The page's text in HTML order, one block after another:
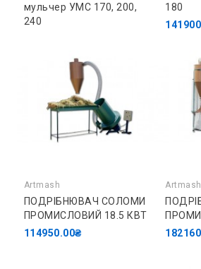
мульчер УMС 170, 200,
240
180
Artmash
ПОДРІБНЮВАЧ СОЛОМИ
ПРОМИСЛОВИЙ 18.5 КВТ
114950.00₴
Artmash